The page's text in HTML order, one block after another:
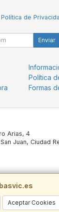
Aceptar Cookies
Política de
Enviar
Política
Formas
Arias, 4
Juan, Ciudad